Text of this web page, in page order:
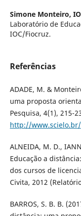
Simone Monteiro,
Laboratório de
IOC/Fiocruz.
Referências
ADADE, M. &
uma proposta
Pesquisa, 4(1), 215-
http://
ALNEIDA, M. D.,
Educação a
dos cursos de
Civita, 2012
BARROS, S. B. B.